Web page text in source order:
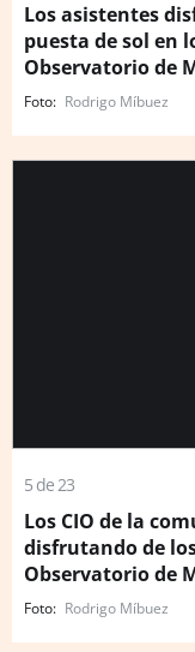
Los asistentes
puesta de sol en
Observatorio de
Rodrigo Míbuez
5 de 23
Los CIO de la
disfrutando de
Observatorio de
Rodrigo Míbuez